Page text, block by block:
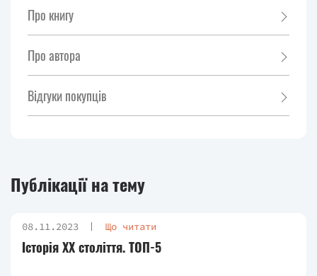
Про книгу
Про автора
Відгуки покупців
Публікації на тему
08.11.2023 Що читати
Історія XX століття. ТОП-5